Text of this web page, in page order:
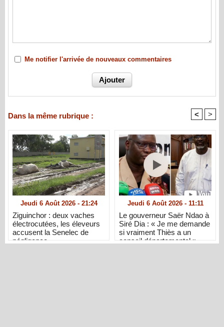
Me notifier l'arrivée de nouveaux commentaires
Dans la même rubrique : < >
Jeudi 6 Août 2026 - 21:24
Ziguinchor : deux vaches
électrocutées, les éleveurs
accusent la Senelec de
négligence
Jeudi 6 Août 2026 - 11:11
Le gouverneur Saër Ndao à
Siré Dia : « Je me demande
si vraiment Thiès a un
conseil départemental »